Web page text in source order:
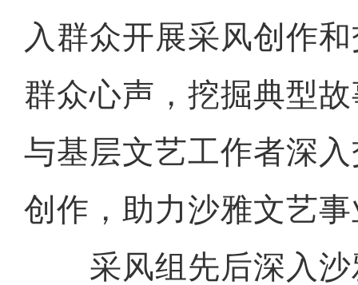
入群众开展采风创作
群众心声，挖掘典型
与基层文艺工作者深
创作，助力沙雅文艺
采风组先后深入沙